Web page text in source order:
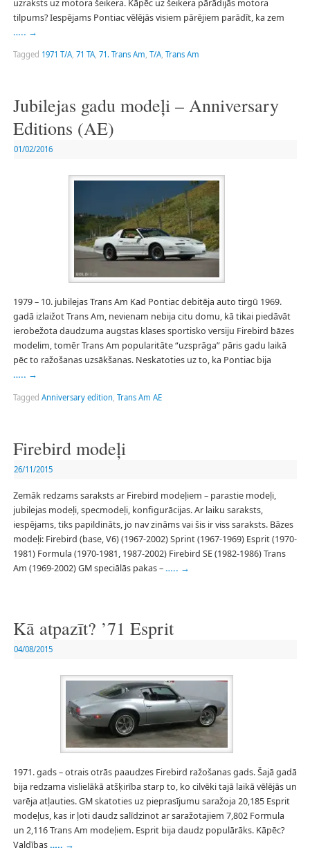
uzraksts uz motora šeikera. Kāpēc uz šeikera pārādijās motora
tilpums? Iespējams Pontiac vēlējās visiem pārējiem parādīt, ka zem
….. →
Tagged 1971 T/A, 71 TA, 71. Trans Am, T/A, Trans Am
Jubilejas gadu modeļi – Anniversary
Editions (AE)
01/02/2016
1979 – 10. jubilejas Trans Am Kad Pontiac debitēja auto tirgū 1969.
gadā izlaižot Trans Am, nevienam nebija citu domu, kā tikai piedāvāt
ierobežota daudzuma augstas klases sportisko versiju Firebird bāzes
modelim, tomēr Trans Am popularitāte “uzsprāga” pāris gadu laikā
pēc to ražošanas uzsākšanas. Neskatoties uz to, ka Pontiac bija
….. →
Tagged Anniversary edition, Trans Am AE
Firebird modeļi
26/11/2015
Zemāk redzams saraksts ar Firebird modeļiem – parastie modeļi,
jubilejas modeļi, specmodeļi, konfigurācijas. Ar laiku saraksts,
iespējams, tiks papildināts, jo nav zināms vai šis ir viss saraksts. Bāzes
modeļi: Firebird (base, V6) (1967-2002) Sprint (1967-1969) Esprit (1970-
1981) Formula (1970-1981, 1987-2002) Firebird SE (1982-1986) Trans
Am (1969-2002) GM speciālās pakas –….. →
Kā atpazīt? ’71 Esprit
04/08/2015
1971. gads – otrais otrās paaudzes Firebird ražošanas gads. Šajā gadā
bija redzama vislielākā atšķirība starp to, ko cilvēki tajā laikā vēlējās un
varēja atļauties. GM skatoties uz pieprasījumu saražoja 20,185 Esprit
modeļus, kas ir ļoti daudz salīdzinot ar saražotajiem 7,802 Formula
un 2,116 Trans Am modeļiem. Esprit bija daudz populārāks. Kāpēc?
Valdības….. →